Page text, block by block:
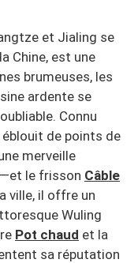
et Jialing se
Chine, est une
brumeuses, les
ardente se
Connu
éblouit de points de
merveille
le frisson Câble
ville, il offre un
Wuling
Pot chaud et la
sa réputation